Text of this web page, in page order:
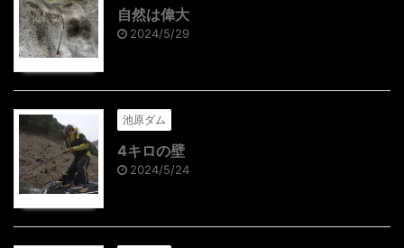
自然は偉大
2024/5/29
池原ダム
4キロの壁
2024/5/24